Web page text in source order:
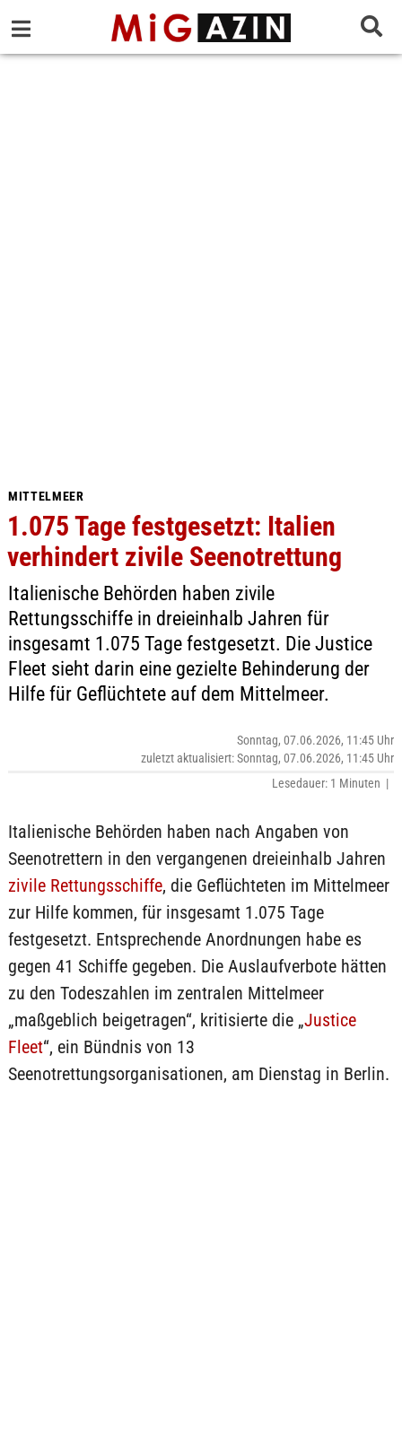
MITTELMEER
1.075 Tage festgesetzt: Italien
verhindert zivile Seenotrettung
Italienische Behörden haben zivile
Rettungsschiffe in dreieinhalb Jahren für
insgesamt 1.075 Tage festgesetzt. Die Justice
Fleet sieht darin eine gezielte Behinderung der
Hilfe für Geflüchtete auf dem Mittelmeer.
Sonntag, 07.06.2026, 11:45 Uhr
zuletzt aktualisiert: Sonntag, 07.06.2026, 11:45 Uhr
Lesedauer: 1 Minuten |
Italienische Behörden haben nach Angaben von
Seenotrettern in den vergangenen dreieinhalb Jahren
zivile Rettungsschiffe, die Geflüchteten im Mittelmeer
zur Hilfe kommen, für insgesamt 1.075 Tage
festgesetzt. Entsprechende Anordnungen habe es
gegen 41 Schiffe gegeben. Die Auslaufverbote hätten
zu den Todeszahlen im zentralen Mittelmeer
„maßgeblich beigetragen“, kritisierte die „Justice
Fleet“, ein Bündnis von 13
Seenotrettungsorganisationen, am Dienstag in Berlin.